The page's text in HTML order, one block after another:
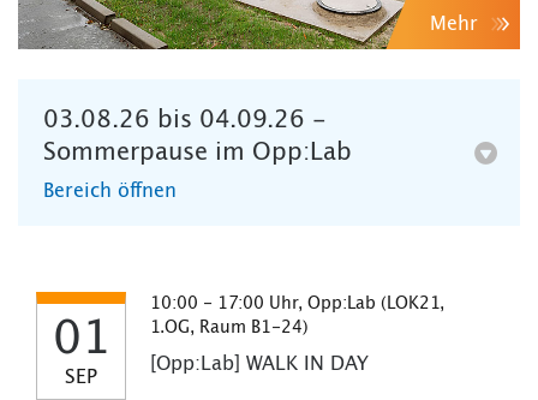
Mehr
03.08.26 bis 04.09.26 -
Sommerpause im Opp:Lab
Bereich öffnen
01
SEP
10:00 - 17:00 Uhr, Opp:Lab (LOK21,
1.OG, Raum B1-24)
[Opp:Lab] WALK IN DAY